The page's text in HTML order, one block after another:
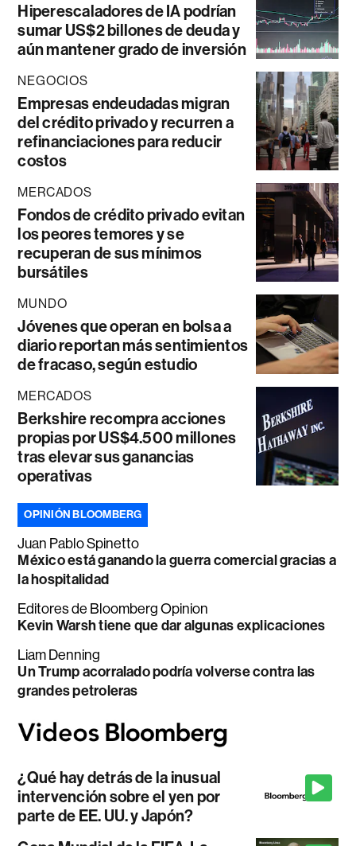
Hiperescaladores de IA podrían
sumar US$2 billones de deuda y
aún mantener grado de inversión
NEGOCIOS
Empresas endeudadas migran
del crédito privado y recurren a
refinanciaciones para reducir
costos
MERCADOS
Fondos de crédito privado evitan
los peores temores y se
recuperan de sus mínimos
bursátiles
MUNDO
Jóvenes que operan en bolsa a
diario reportan más sentimientos
de fracaso, según estudio
MERCADOS
Berkshire recompra acciones
propias por US$4.500 millones
tras elevar sus ganancias
operativas
OPINIÓN BLOOMBERG
Juan Pablo Spinetto
México está ganando la guerra comercial gracias a
la hospitalidad
Editores de Bloomberg Opinion
Kevin Warsh tiene que dar algunas explicaciones
Liam Denning
Un Trump acorralado podría volverse contra las
grandes petroleras
¿Qué hay detrás de la inusual
intervención sobre el yen por
parte de EE. UU. y Japón?